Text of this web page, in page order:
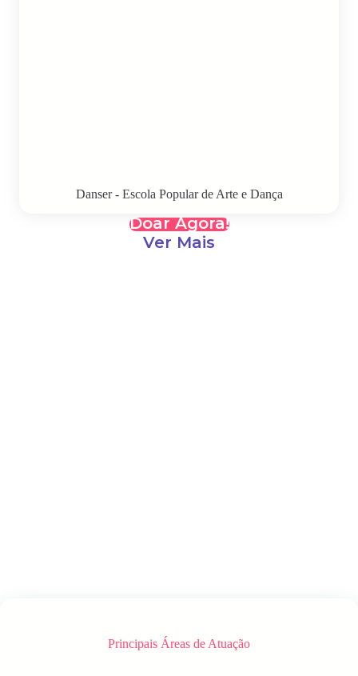
Danser - Escola Popular de Arte e Dança
Doar Agora!
Ver Mais
Principais Áreas de Atuação